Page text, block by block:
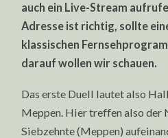
auch ein Live-Stream
Adresse ist richtig, sollte
klassischen
darauf wollen wir schauen.
Das erste Duell lautet also
Meppen. Hier treffen also der
Siebzehnte (Meppen)